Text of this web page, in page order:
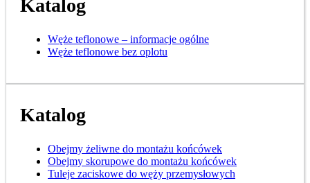
Katalog
Węże teflonowe – informacje ogólne
Węże teflonowe bez oplotu
Katalog
Obejmy żeliwne do montażu końcówek
Obejmy skorupowe do montażu końcówek
Tuleje zaciskowe do węży przemysłowych